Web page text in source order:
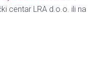
centar LRA d.o.o. ili na